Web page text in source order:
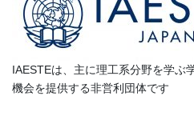
IAESTEは、主に理工系分野を学ぶ
機会を提供する非営利団体です